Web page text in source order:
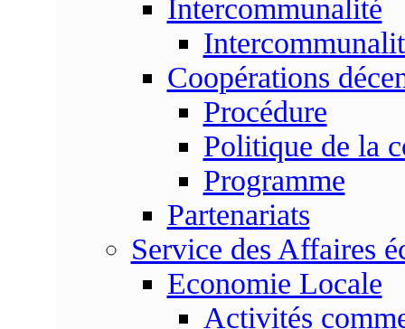
Intercommunalité
Coopérations
Procédure
Politique de la
Programme
Partenariats
Service des Affaires
Economie Locale
Activités